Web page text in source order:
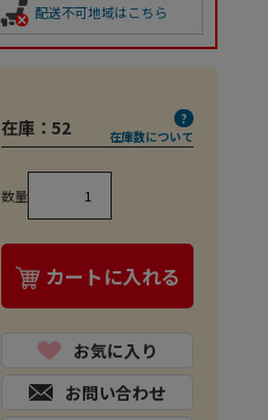
配送不可地域はこちら
在庫： 52 在庫数について
数量
カートに入れる
お気に入り
お問い合わせ